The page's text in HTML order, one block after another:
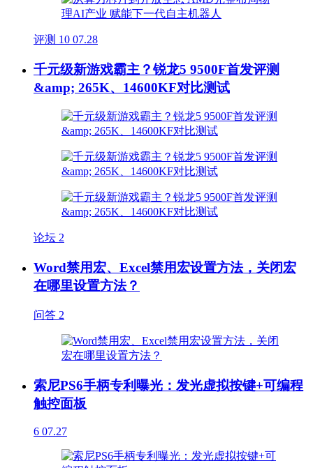
评测 10 07.28
千元级新游戏霸主？锐龙5 9500F首发评测
&amp; 265K、14600KF对比测试
论坛 2
Word禁用宏、Excel禁用宏设置方法，关闭宏
在哪里设置方法？
问答 2
索尼PS6手柄专利曝光：发光虚拟按键+可编程
触控面板
6 07.27